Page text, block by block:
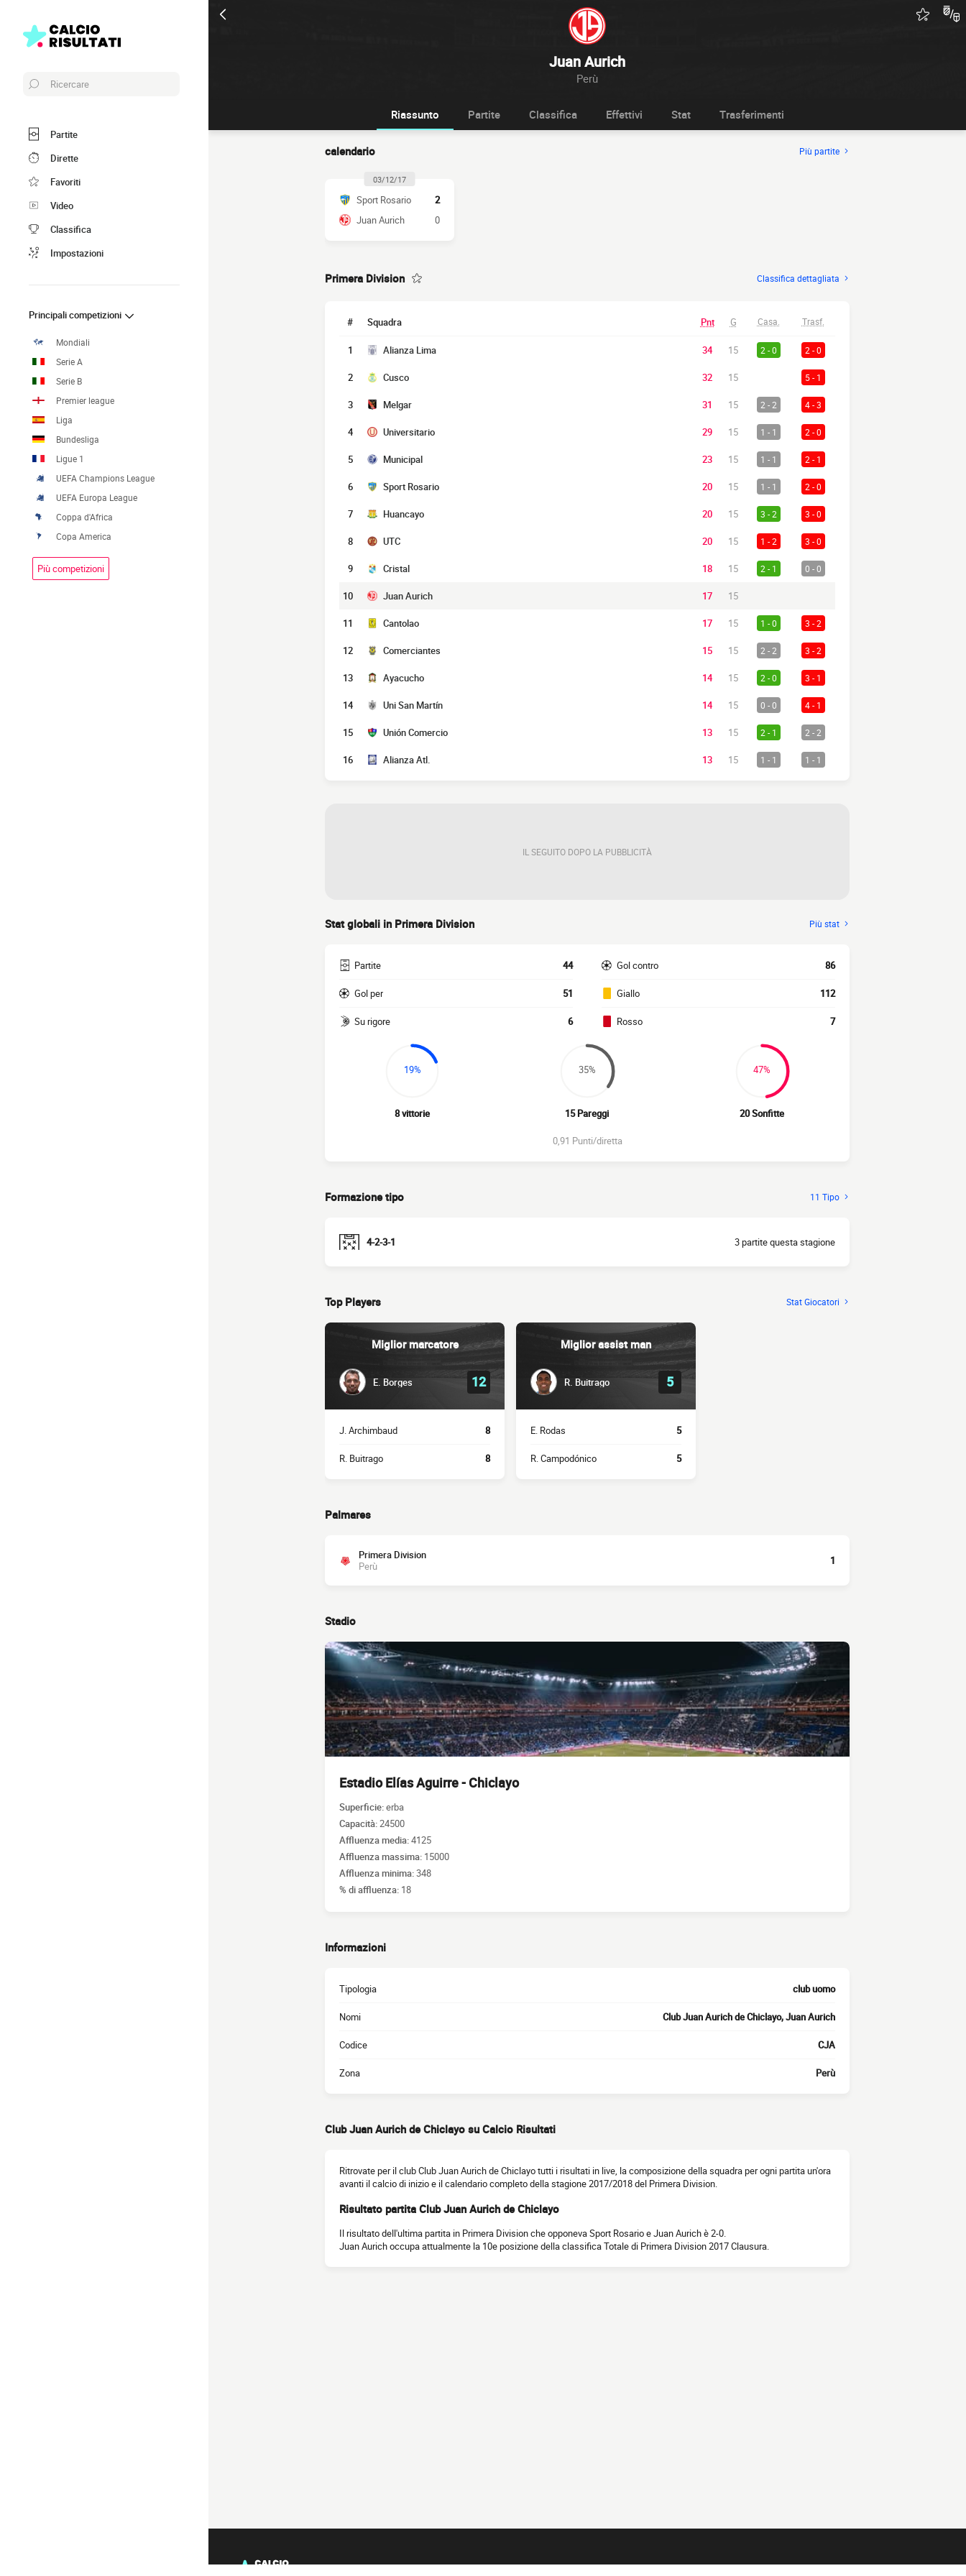
Juan Aurich
Perù
Ricercare
Partite
Dirette
Favoriti
Video
Classifica
Impostazioni
Principali competizioni
Mondiali
Serie A
Serie B
Premier league
Liga
Bundesliga
Ligue 1
UEFA Champions League
UEFA Europa League
Coppa d'Africa
Copa America
Più competizioni
Riassunto Partite Classifica Effettivi Stat Trasferimenti
calendario Più partite
03/12/17
Sport Rosario
2
Juan Aurich
0
Primera Division Classifica dettagliata
# Squadra Pnt G Casa. Trasf.
1 Alianza Lima 34 15 2 - 0 2 - 0
2 Cusco 32 15 5 - 1
3 Melgar 31 15 2 - 2 4 - 3
4 Universitario 29 15 1 - 1 2 - 0
5 Municipal 23 15 1 - 1 2 - 1
6 Sport Rosario 20 15 1 - 1 2 - 0
7 Huancayo 20 15 3 - 2 3 - 0
8 UTC 20 15 1 - 2 3 - 0
9 Cristal 18 15 2 - 1 0 - 0
10 Juan Aurich 17 15
11 Cantolao 17 15 1 - 0 3 - 2
12 Comerciantes 15 15 2 - 2 3 - 2
13 Ayacucho 14 15 2 - 0 3 - 1
14 Uni San Martín 14 15 0 - 0 4 - 1
15 Unión Comercio 13 15 2 - 1 2 - 2
16 Alianza Atl. 13 15 1 - 1 1 - 1
IL SEGUITO DOPO LA PUBBLICITÀ
Stat globali in Primera Division Più stat
Partite 44
Gol per 51
Su rigore 6
Gol contro 86
Giallo 112
Rosso 7
19%
8 vittorie
35%
15 Pareggi
47%
20 Sonfitte
0,91 Punti/diretta
Formazione tipo 11 Tipo
4-2-3-1 3 partite questa stagione
Top Players Stat Giocatori
Miglior marcatore
E. Borges 12
J. Archimbaud 8
R. Buitrago 8
Miglior assist man
R. Buitrago 5
E. Rodas 5
R. Campodónico 5
Palmares
Primera Division
Perù
1
Stadio
Estadio Elías Aguirre - Chiclayo
Superficie:erba
Capacità:24500
Affluenza media:4125
Affluenza massima: 15000
Affluenza minima:348
% di affluenza: 18
Informazioni
Tipologia club uomo
Nomi Club Juan Aurich de Chiclayo, Juan Aurich
Codice CJA
Zona Perù
Club Juan Aurich de Chiclayo su Calcio Risultati
Ritrovate per il club Club Juan Aurich de Chiclayo tutti i risultati in live, la composizione della squadra per ogni partita un'ora
avanti il calcio di inizio e il calendario completo della stagione 2017/2018 del Primera Division.
Risultato partita Club Juan Aurich de Chiclayo
Il risultato dell'ultima partita in Primera Division che opponeva Sport Rosario e Juan Aurich è 2-0.
Juan Aurich occupa attualmente la 10e posizione della classifica Totale di Primera Division 2017 Clausura.